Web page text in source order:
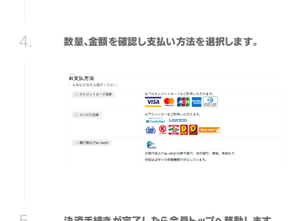
数量、金額を確認し支払い方法を選択します。